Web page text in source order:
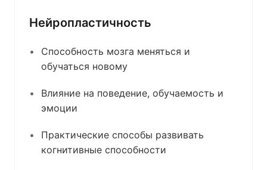
Нейропластичность
Способность мозга меняться и
обучаться новому
Влияние на поведение, обучаемость и
эмоции
Практические способы развивать
когнитивные способности